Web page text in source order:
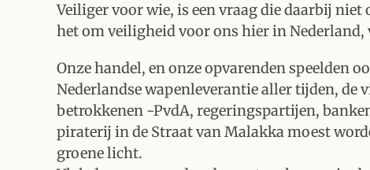
Veiliger voor wie, is een vraag die daarbij
het om veiligheid voor ons hier in Nederland,
Onze handel, en onze opvarenden speelden
Nederlandse wapenleverantie aller tijden, de
betrokkenen -PvdA, regeringspartijen,
piraterij in de Straat van Malakka moest
groene licht.